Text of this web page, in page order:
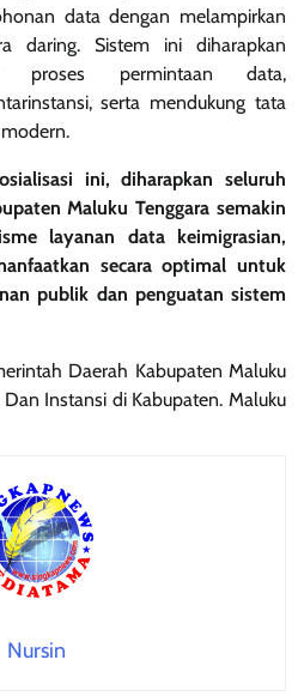
data dengan melampirkan
daring. Sistem ini diharapkan
proses permintaan data,
serta mendukung tata
ini, diharapkan seluruh
Maluku Tenggara semakin
layanan data keimigrasian,
secara optimal untuk
publik dan penguatan sistem
Daerah Kabupaten Maluku
Instansi di Kabupaten. Maluku
Nursin